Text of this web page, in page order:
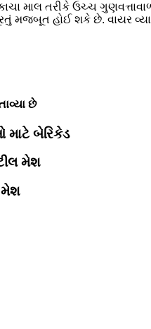
માલ તરીકે ઉચ્ચ
મજબૂત હોઈ શકે છે. વાયર વ્યાસ
છે
બેરિકેડ
મેશ
મેશ